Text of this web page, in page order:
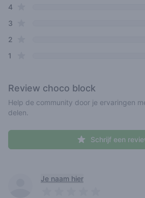
4star reviews
3
2
1
Review choco block
Help de community door je ervaringen
delen.
Schrijf een
Recent reviews
Je naam hier